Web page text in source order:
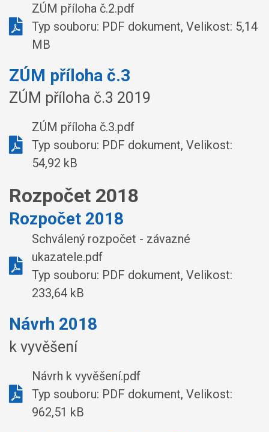
ZÚM příloha č.2.pdf
Typ souboru: PDF dokument, Velikost: 5,14
MB
ZÚM příloha č.3
ZÚM příloha č.3 2019
ZÚM příloha č.3.pdf
Typ souboru: PDF dokument, Velikost:
54,92 kB
Rozpočet 2018
Rozpočet 2018
Schválený rozpočet - závazné
ukazatele.pdf
Typ souboru: PDF dokument, Velikost:
233,64 kB
Návrh 2018
k vyvěšení
Návrh k vyvěšení.pdf
Typ souboru: PDF dokument, Velikost:
962,51 kB